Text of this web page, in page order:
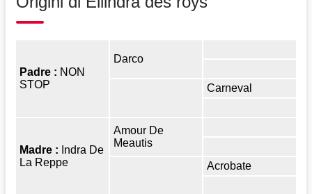
Padre : NON
STOP
Darco
Carneval
Madre : Indra De
La Reppe
Amour De
Meautis
Acrobate